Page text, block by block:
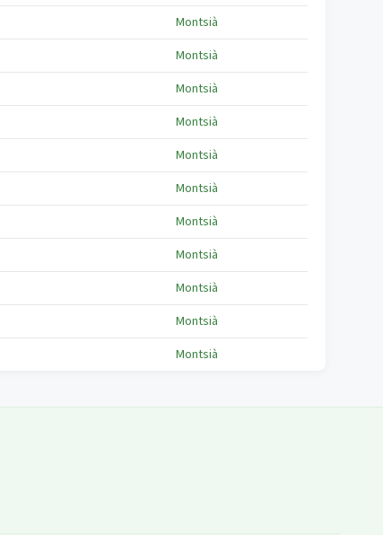
Montsià
Montsià
Montsià
Montsià
Montsià
Montsià
Montsià
Montsià
Montsià
Montsià
Montsià